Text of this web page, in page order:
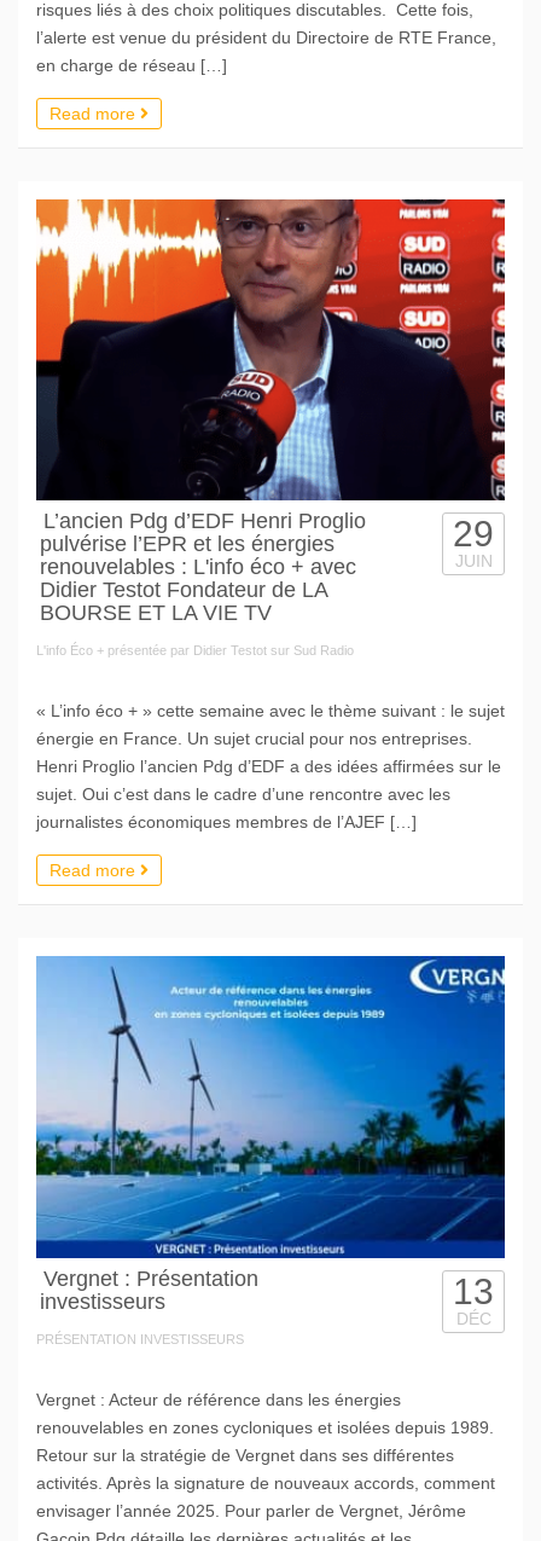
risques liés à des choix politiques discutables. Cette fois,
l’alerte est venue du président du Directoire de RTE France,
en charge de réseau […]
Read more
L’ancien Pdg d’EDF Henri Proglio
pulvérise l’EPR et les énergies
renouvelables : L'info éco + avec
Didier Testot Fondateur de LA
BOURSE ET LA VIE TV
L'info Éco + présentée par Didier Testot sur Sud Radio
29
JUIN
« L’info éco + » cette semaine avec le thème suivant : le sujet
énergie en France. Un sujet crucial pour nos entreprises.
Henri Proglio l’ancien Pdg d’EDF a des idées affirmées sur le
sujet. Oui c’est dans le cadre d’une rencontre avec les
journalistes économiques membres de l’AJEF […]
Read more
Vergnet : Présentation
investisseurs
PRÉSENTATION INVESTISSEURS
13
DÉC
Vergnet : Acteur de référence dans les énergies
renouvelables en zones cycloniques et isolées depuis 1989.
Retour sur la stratégie de Vergnet dans ses différentes
activités. Après la signature de nouveaux accords, comment
envisager l’année 2025. Pour parler de Vergnet, Jérôme